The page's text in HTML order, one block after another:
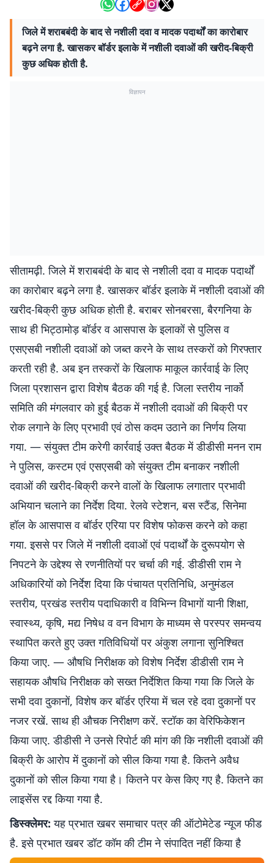
जिले में शराबबंदी के बाद से नशीली दवा व मादक पदार्थों का कारोबार
बढ़ने लगा है. खासकर बॉर्डर इलाके में नशीली दवाओं की खरीद-बिक्री
कुछ अधिक होती है.
विज्ञापन
सीतामढ़ी. जिले में शराबबंदी के बाद से नशीली दवा व मादक पदार्थों
का कारोबार बढ़ने लगा है. खासकर बॉर्डर इलाके में नशीली दवाओं की
खरीद-बिक्री कुछ अधिक होती है. बराबर सोनबरसा, बैरगनिया के
साथ ही भिट्ठामोड़ बॉर्डर व आसपास के इलाकों से पुलिस व
एसएसबी नशीली दवाओं को जब्त करने के साथ तस्करों को गिरफ्तार
करती रही है. अब इन तस्करों के खिलाफ माकूल कार्रवाई के लिए
जिला प्रशासन द्वारा विशेष बैठक की गई है. जिला स्तरीय नार्को
समिति की मंगलवार को हुई बैठक में नशीली दवाओं की बिक्री पर
रोक लगाने के लिए प्रभावी एवं ठोस कदम उठाने का निर्णय लिया
गया. — संयुक्त टीम करेगी कार्रवाई उक्त बैठक में डीडीसी मनन राम
ने पुलिस, कस्टम एवं एसएसबी को संयुक्त टीम बनाकर नशीली
दवाओं की खरीद-बिक्री करने वालों के खिलाफ लगातार प्रभावी
अभियान चलाने का निर्देश दिया. रेलवे स्टेशन, बस स्टैंड, सिनेमा
हॉल के आसपास व बॉर्डर एरिया पर विशेष फोकस करने को कहा
गया. इससे पर जिले में नशीली दवाओं एवं पदार्थों के दुरूपयोग से
निपटने के उद्देश्य से रणनीतियों पर चर्चा की गई. डीडीसी राम ने
अधिकारियों को निर्देश दिया कि पंचायत प्रतिनिधि, अनुमंडल
स्तरीय, प्रखंड स्तरीय पदाधिकारी व विभिन्न विभागों यानी शिक्षा,
स्वास्थ्य, कृषि, मद्य निषेध व वन विभाग के माध्यम से परस्पर समन्वय
स्थापित करते हुए उक्त गतिविधियों पर अंकुश लगाना सुनिश्चित
किया जाए. — औषधि निरीक्षक को विशेष निर्देश डीडीसी राम ने
सहायक औषधि निरीक्षक को सख्त निर्देशित किया गया कि जिले के
सभी दवा दुकानों, विशेष कर बॉर्डर एरिया में चल रहे दवा दुकानों पर
नजर रखें. साथ ही औचक निरीक्षण करें. स्टॉक का वेरिफिकेशन
किया जाए. डीडीसी ने उनसे रिपोर्ट की मांग की कि नशीली दवाओं की
बिक्री के आरोप में दुकानों को सील किया गया है. कितने अवैध
दुकानों को सील किया गया है। कितने पर केस किए गए है. कितने का
लाइसेंस रद्द किया गया है.
डिस्क्लेमर: यह प्रभात खबर समाचार पत्र की ऑटोमेटेड न्यूज फीड
है. इसे प्रभात खबर डॉट कॉम की टीम ने संपादित नहीं किया है